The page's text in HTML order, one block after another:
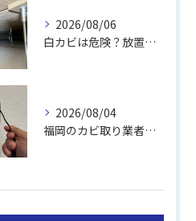
2026/08/06
白カビは危険？放置のリスクと取り方
2026/08/04
福岡のカビ取り業者おすすめの選び方と費用